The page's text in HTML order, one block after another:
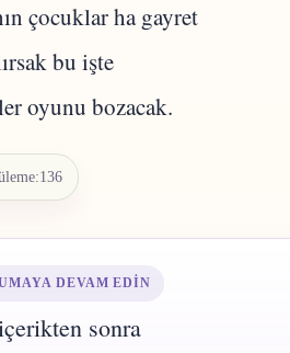
çocuklar ha gayret
bu işte
oyunu bozacak.
136
DEVAM EDIN
sonra